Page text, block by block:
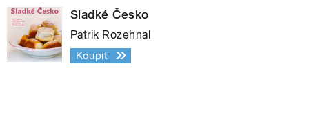
Sladké Česko
Patrik Rozehnal
Koupit